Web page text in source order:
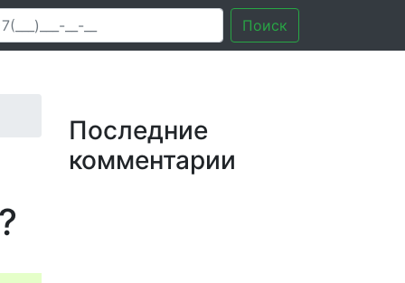
Поиск
Последние
комментарии